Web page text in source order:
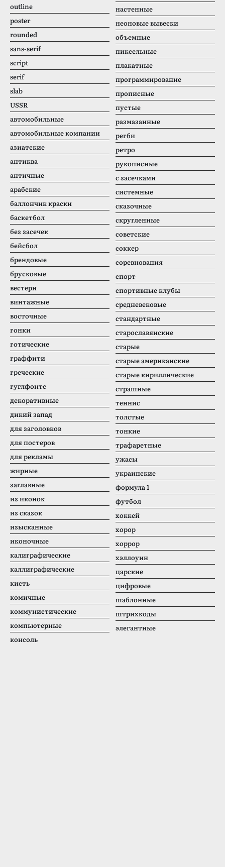
outline
poster
rounded
sans-serif
script
serif
slab
USSR
автомобильные
автомобильные компании
азиатские
антиква
античные
арабские
баллончик краски
баскетбол
без засечек
бейсбол
брендовые
брусковые
вестерн
винтажные
восточные
гонки
готические
граффити
греческие
гуглфонтс
декоративные
дикий запад
для заголовков
для постеров
для рекламы
жирные
заглавные
из иконок
из сказок
изысканные
иконочные
калиграфические
каллиграфические
кисть
комичные
коммунистические
компьютерные
консоль
настенные
неоновые вывески
объемные
пиксельные
плакатные
программирование
прописные
пустые
размазанные
регби
ретро
рукописные
с засечками
системные
сказочные
скругленные
советские
соккер
соревнования
спорт
спортивные клубы
средневековые
стандартные
старославянские
старые
старые американские
старые кириллические
страшные
теннис
толстые
тонкие
трафаретные
ужасы
украинские
формула 1
футбол
хоккей
хорор
хоррор
хэллоуин
царские
цифровые
шаблонные
штрихкоды
элегантные